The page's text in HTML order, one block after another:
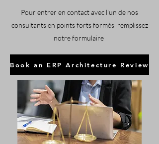
Pour entrer en contact avec l'un de nos
consultants en points forts formés remplissez
notre formulaire
Book an ERP Architecture Review